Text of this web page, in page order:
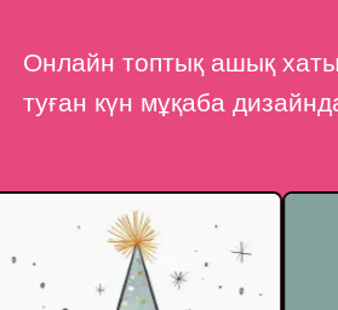
Онлайн топтық ашық
туған күн мұқаба